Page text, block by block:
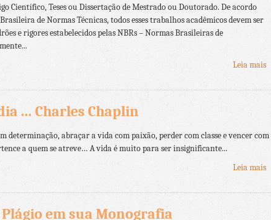
Científico, Teses ou Dissertação de Mestrado ou Doutorado. De acordo
de Normas Técnicas, todos esses trabalhos acadêmicos devem ser
e rigores estabelecidos pelas NBRs – Normas Brasileiras de
Leia mais
... Charles Chaplin
determinação, abraçar a vida com paixão, perder com classe e vencer com
a quem se atreve… A vida é muito para ser insignificante...
Leia mais
em sua Monografia